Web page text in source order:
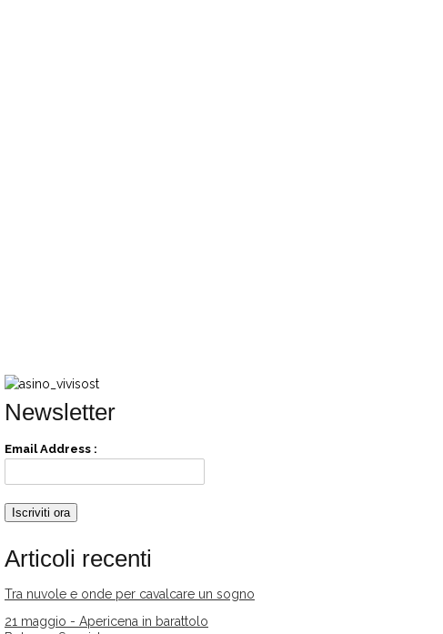
Newsletter
Email Address :
Articoli recenti
Tra nuvole e onde per cavalcare un sogno
21 maggio - Apericena in barattolo